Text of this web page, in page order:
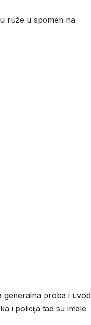
ruže u spomen na
generalna proba i
i policija tad su imale